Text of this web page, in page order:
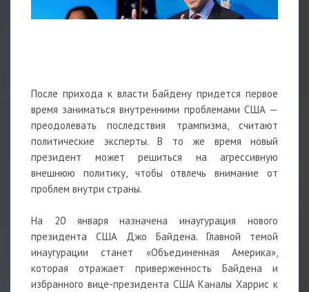
После прихода к власти Байдену придется первое
время заниматься внутренними проблемами США —
преодолевать последствия трампизма, считают
политические эксперты. В то же время новый
президент может решиться на агрессивную
внешнюю политику, чтобы отвлечь внимание от
проблем внутри страны.
На 20 января назначена инаугурация нового
президента США Джо Байдена. Главной темой
инаугурации станет «Объединенная Америка»,
которая отражает приверженность Байдена и
избранного вице-президента США Каналы Харрис к